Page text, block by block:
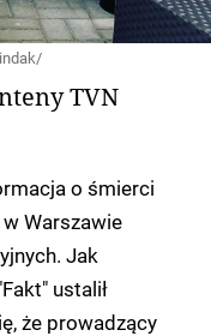
TVN
o śmierci
Warszawie
Jak
ustalił
że prowadzący